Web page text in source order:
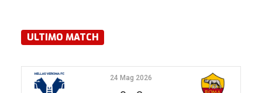
ULTIMO MATCH
24 Mag 2026